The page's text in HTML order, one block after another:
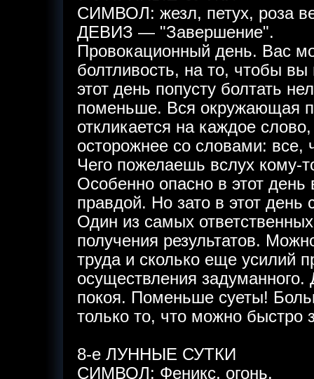
СИМВОЛ: жезл, петух, роза
ДЕВИЗ — "Завершение".
Провокационный день. Вас
болтливость, на то, чтобы
этот день попусту болтать
поменьше. Вся окружающая
откликается на каждое
осторожнее со словами:
Чего пожелаешь вслух кому-
Особенно опасно в этот день
правдой. Но зато в этот день
Один из самых
получения результатов.
труда и сколько еще усилий
осуществления задуманного.
покоя. Поменьше суеты!
только то, что можно быстро
8-е ЛУННЫЕ СУТКИ
СИМВОЛ: Феникс, огонь.